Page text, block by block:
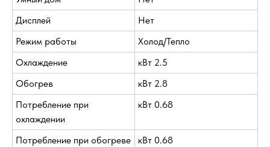
Дисплей
Нет
Режим работы
Холод/Тепло
Охлаждение
кВт 2.5
Обогрев
кВт 2.8
Потребление при
охлаждении
кВт 0.68
Потребление при обогреве
кВт 0.68